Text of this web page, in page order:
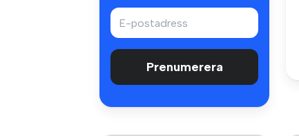
Prenumerera